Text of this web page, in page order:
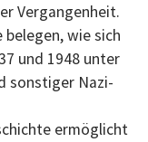
Vergangenheit.
wie sich
und 1948 unter
sonstiger Nazi-
ermöglicht